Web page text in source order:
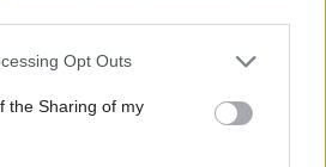
app uses one or more Google
usage behaviour. You may click to
Google and its third-party tags to
specified purposes in below Google
Opt Outs
the Sharing of my
prehrievania
na celom prízemí sú zasklené
že majitelia architekti mysleli na